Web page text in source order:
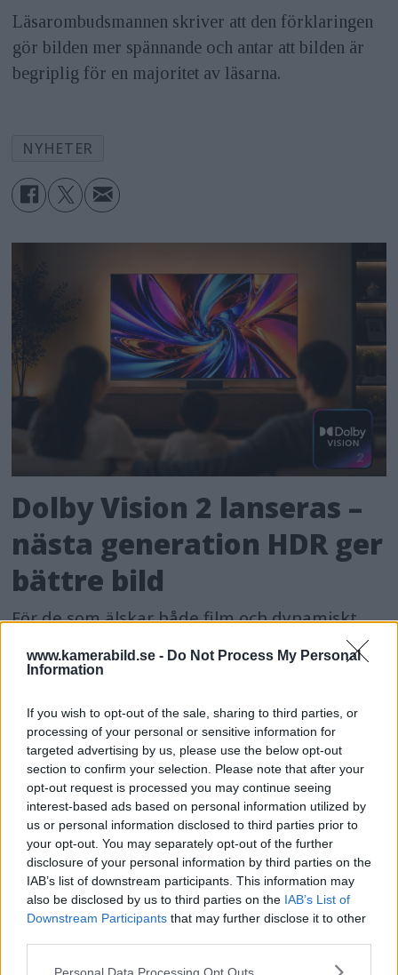
www.kamerabild.se - Do Not Process My Personal
Information
If you wish to opt-out of the sale, sharing to third parties, or
processing of your personal or sensitive information for
targeted advertising by us, please use the below opt-out
section to confirm your selection. Please note that after your
opt-out request is processed you may continue seeing
interest-based ads based on personal information utilized by
us or personal information disclosed to third parties prior to
your opt-out. You may separately opt-out of the further
disclosure of your personal information by third parties on the
IAB’s list of downstream participants. This information may
also be disclosed by us to third parties on the IAB’s List of
Downstream Participants that may further disclose it to other
Please note that this website/app uses one or more Google
Personal Data Processing Opt Outs
Läsarombudsmannen skriver att den förklaringen
gör bilden mer spännande och antar att bilden är
begriplig för en majoritet av läsarna.
NYHETER
Dolby Vision 2 lanseras –
nästa generation HDR ger
bättre bild
För de som älskar både film och dynamiskt
bildmotor som analyserar bilden och scenen